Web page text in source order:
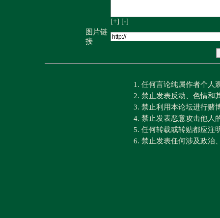
[+] [-]
图片链
接
1. 任何言论纯属作者个人
2. 禁止发表反动、色情和
3. 禁止利用本论坛进行赌
4. 禁止发表恶意攻击他人
5. 任何转载或转贴都应注
6. 禁止发表任何涉及政治